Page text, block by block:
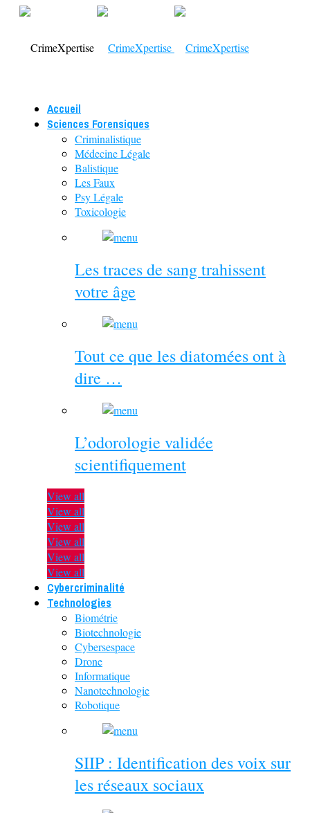
Accueil
Sciences Forensiques
Criminalistique
Médecine Légale
Balistique
Les Faux
Psy Légale
Toxicologie
Les traces de sang trahissent
votre âge
Tout ce que les diatomées ont à
dire …
L’odorologie validée
scientifiquement
View all
View all
View all
View all
View all
View all
Cybercriminalité
Technologies
Biométrie
Biotechnologie
Cybersespace
Drone
Informatique
Nanotechnologie
Robotique
SIIP : Identification des voix sur
les réseaux sociaux